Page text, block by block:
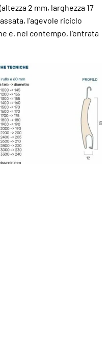
2 mm, larghezza 17
l’agevole riciclo
e, nel contempo, l’entrata